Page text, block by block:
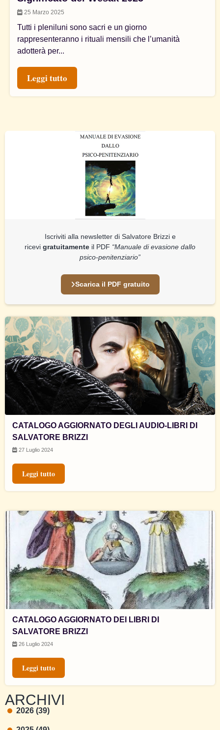
Iscriviti alla newsletter di Salvatore Brizzi e
ricevi gratuitamente il PDF “Manuale di evasione dallo
psico-penitenziario”
Scarica il PDF gratuito
CATALOGO AGGIORNATO DEGLI AUDIO-LIBRI DI
SALVATORE BRIZZI
27 Luglio 2024
Leggi tutto
CATALOGO AGGIORNATO DEI LIBRI DI
SALVATORE BRIZZI
26 Luglio 2024
Leggi tutto
ARCHIVI
2026 (39)
25 Marzo 2025
Tutti i pleniluni sono sacri e un giorno
rappresenteranno i rituali mensili che l’umanità
adotterà per...
Leggi tutto